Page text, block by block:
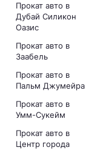
Прокат авто в
Дубай Силикон
Оазис
Прокат авто в
Заабель
Прокат авто в
Пальм Джумейра
Прокат авто в
Умм-Сукейм
Прокат авто в
Центр города